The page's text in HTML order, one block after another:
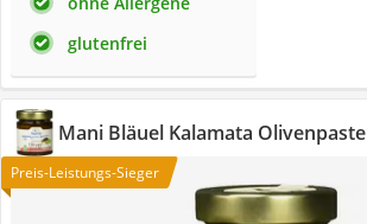
glutenfrei
Mani Bläuel Kalamata Olivenpaste
Preis-Leistungs-Sieger